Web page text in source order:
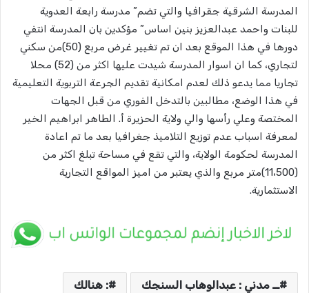
المدرسة الشرقية جقرافيا والتي تضم” مدرسة رابعة العدوية
للبنات واحمد عبدالعزيز بنين اساس” مؤكدين بان المدرسة انتفي
دورها في هذا الموقع بعد ان تم تغيير غرض مربع (50)من سكني
لتجاري، كما ان اسوار المدرسة شيدت عليها اكثر من (52) محلا
تجاريا مما يدعو ذلك لعدم امكانية تقديم الجرعة التربوية التعليمية
في هذا الوضع، مطالبين بالتدخل الفوري من قبل الجهات
المختصة وعلي رأسها والي ولاية الحزيرة أ. الطاهر ابراهيم الخير
لمعرفة اسباب عدم توزيع التلاميذ جغرافيا بعد ما تم اعادة
المدرسة لحكومة الولاية، والتي تقع في مساحة تبلغ اكثر من
(11،500)متر مربع والذي يعتبر من اميز المواقع التجارية
الاستثمارية.
ــ مدني : عبدالوهاب السنجك : هنالك